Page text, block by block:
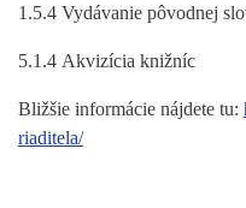
1.5.4 Vydávanie pôvodnej
5.1.4 Akvizícia knižníc
Bližšie informácie nájdete tu:
riaditela/